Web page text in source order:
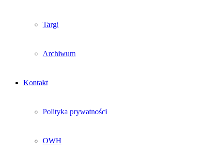
Targi
Archiwum
Kontakt
Polityka prywatności
OWH